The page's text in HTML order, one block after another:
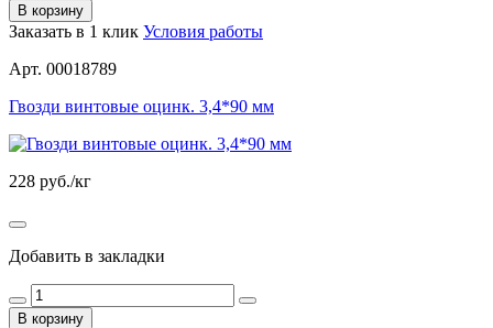
В корзину
Заказать в 1 клик Условия работы
Арт. 00018789
Гвозди винтовые оцинк. 3,4*90 мм
228 руб./кг
Добавить в закладки
В корзину